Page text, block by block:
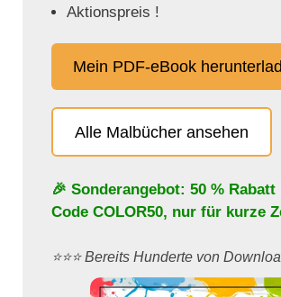
Aktionspreis !
Mein PDF-eBook
Alle Malbücher ansehen
🎉 Sonderangebot: 50 %
Code COLOR50, nur für kurze
⭐️⭐️⭐️ Bereits Hunderte von